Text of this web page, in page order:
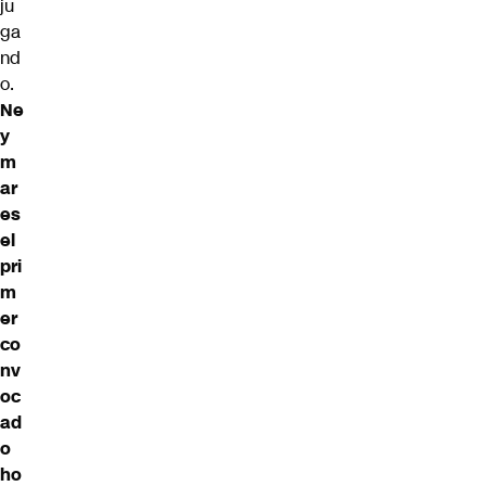
ju
ga
nd
o.
Ne
y
m
ar
es
el
pri
m
er
co
nv
oc
ad
o
ho